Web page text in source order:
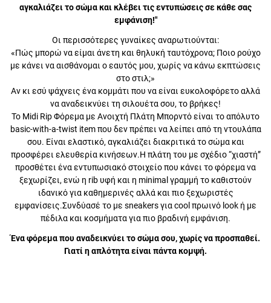
αγκαλιάζει το σώμα και κλέβει τις εντυπώσεις σε κάθε σας
εμφάνιση!"
Οι περισσότερες γυναίκες αναρωτιούνται:
«Πώς μπορώ να είμαι άνετη και θηλυκή ταυτόχρονα; Ποιο ρούχο με
κάνει να αισθάνομαι ο εαυτός μου, χωρίς να κάνω εκπτώσεις στο
στιλ;»
Αν κι εσύ ψάχνεις ένα κομμάτι που να είναι ευκολοφόρετο αλλά να
αναδεικνύει τη σιλουέτα σου, το βρήκες!
Το Midi Rip Φόρεμα με Ανοιχτή Πλάτη Μπορντό είναι το απόλυτο
basic-with-a-twist item που δεν πρέπει να λείπει από τη ντουλάπα
σου. Είναι ελαστικό, αγκαλιάζει διακριτικά το σώμα και προσφέρει
ελευθερία κινήσεων.Η πλάτη του με σχέδιο “χιαστή” προσθέτει ένα
εντυπωσιακό στοιχείο που κάνει το φόρεμα να ξεχωρίζει, ενώ η rib
υφή και η minimal γραμμή το καθιστούν ιδανικό για καθημερινές
αλλά και πιο ξεχωριστές εμφανίσεις.Συνδύασέ το με sneakers για
cool πρωινό look ή με πέδιλα και κοσμήματα για πιο βραδινή
εμφάνιση.
Ένα φόρεμα που αναδεικνύει το σώμα σου, χωρίς να
προσπαθεί. Γιατί η απλότητα είναι πάντα κομψή.